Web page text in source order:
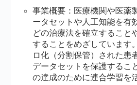
事業概要：医療機関や医薬
ータセットや人工知能を有
どの治療法を確立すること
することをめざしています
ロ化（分割保管）された患
データセットを保護するこ
の達成のために連合学習を